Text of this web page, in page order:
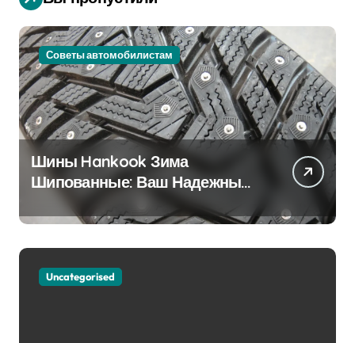
Советы автомобилистам
Шины Hankook Зима
Шипованные: Ваш Надежный
Партнёр на Снежных Дорогах
Uncategorised